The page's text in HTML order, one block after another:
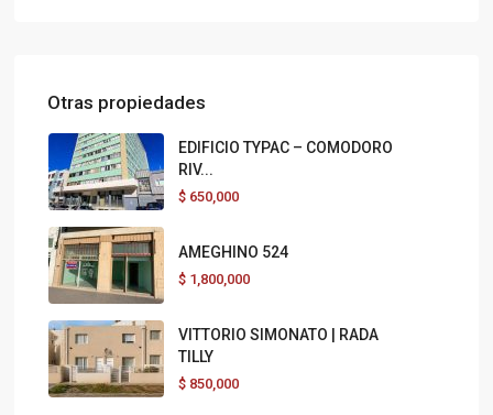
Otras propiedades
EDIFICIO TYPAC – COMODORO
RIV...
$ 650,000
AMEGHINO 524
$ 1,800,000
VITTORIO SIMONATO | RADA
TILLY
$ 850,000